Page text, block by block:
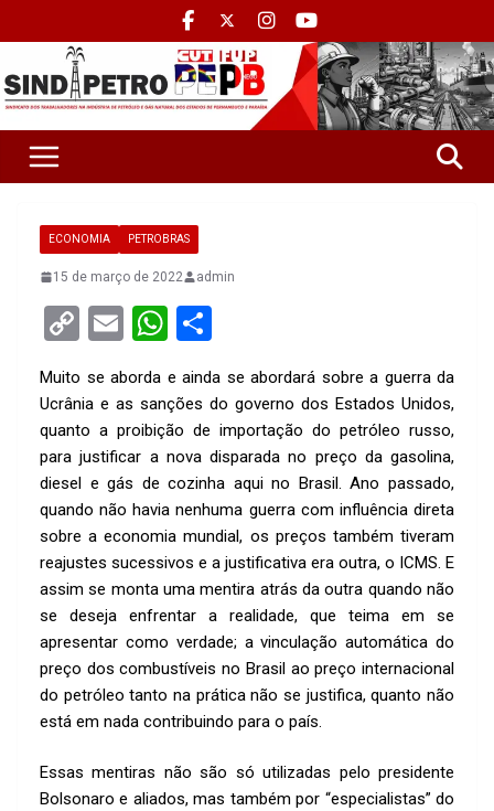
ECONOMIA PETROBRAS
15 de março de 2022 admin
C
py
Li
n
k
E
ail
W
at
s
A
p
p
ar
e
Muito se aborda e ainda se abordará sobre a guerra da
Ucrânia e as sanções do governo dos Estados Unidos,
quanto a proibição de importação do petróleo russo,
para justificar a nova disparada no preço da gasolina,
diesel e gás de cozinha aqui no Brasil. Ano passado,
quando não havia nenhuma guerra com influência direta
sobre a economia mundial, os preços também tiveram
reajustes sucessivos e a justificativa era outra, o ICMS. E
assim se monta uma mentira atrás da outra quando não
se deseja enfrentar a realidade, que teima em se
apresentar como verdade; a vinculação automática do
preço dos combustíveis no Brasil ao preço internacional
do petróleo tanto na prática não se justifica, quanto não
está em nada contribuindo para o país.
Essas mentiras não são só utilizadas pelo presidente
Bolsonaro e aliados, mas também por “especialistas” do